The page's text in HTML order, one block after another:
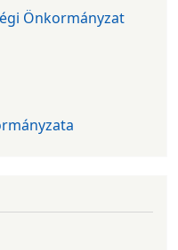
Önkormányzat